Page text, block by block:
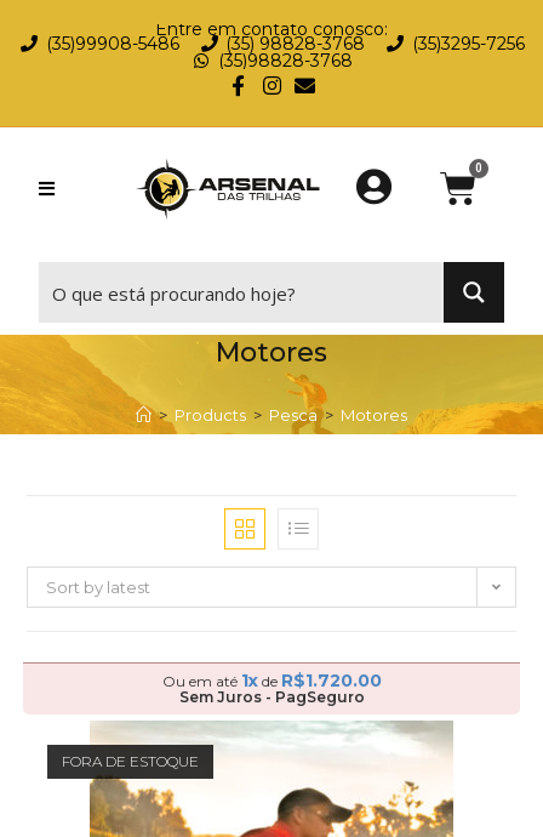
Entre em contato conosco:
(35)99908-5486 (35) 98828-3768 (35)3295-7256
(35)98828-3768
Motores
> Products > Pesca > Motores
Sort by latest
Ou em até 1xde R$1.720.00
Sem Juros - PagSeguro
FORA DE ESTOQUE